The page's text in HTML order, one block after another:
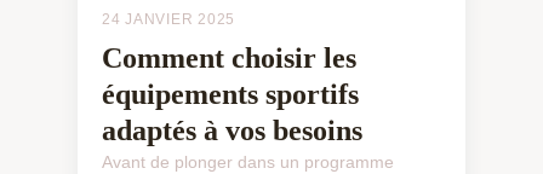
24 JANVIER 2025
Comment choisir les
équipements sportifs
adaptés à vos besoins
Avant de plonger dans un programme